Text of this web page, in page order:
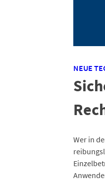
NEUE
Wer in